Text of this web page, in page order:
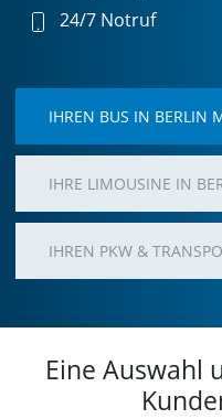
24/7 Notruf
IHREN BUS IN BERLIN
IHRE LIMOUSINE IN
IHREN PKW &
Eine Auswahl